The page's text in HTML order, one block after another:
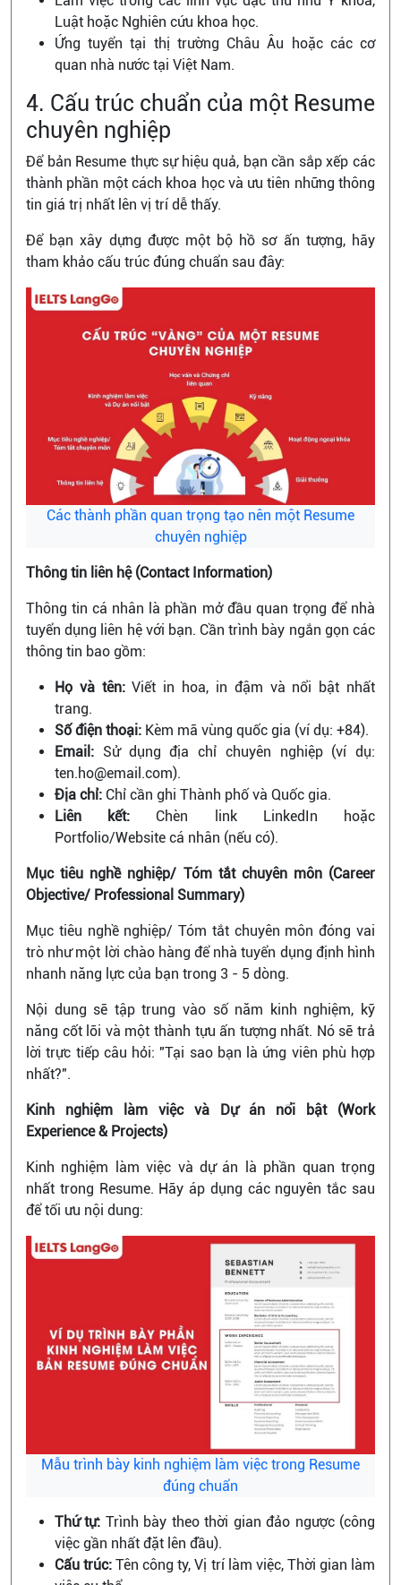
Luật hoặc Nghiên cứu khoa học.
Ứng tuyển tại thị trường Châu Âu hoặc các cơ
quan nhà nước tại Việt Nam.
4. Cấu trúc chuẩn của một Resume
chuyên nghiệp
Để bản Resume thực sự hiệu quả, bạn cần sắp xếp các
thành phần một cách khoa học và ưu tiên những thông
tin giá trị nhất lên vị trí dễ thấy.
Để bạn xây dựng được một bộ hồ sơ ấn tượng, hãy
tham khảo cấu trúc đúng chuẩn sau đây:
Các thành phần quan trọng tạo nên một Resume
chuyên nghiệp
Thông tin liên hệ (Contact Information)
Thông tin cá nhân là phần mở đầu quan trọng để nhà
tuyển dụng liên hệ với bạn. Cần trình bày ngắn gọn các
thông tin bao gồm:
Họ và tên:Viết in hoa, in đậm và nổi bật nhất
trang.
Số điện thoại: Kèm mã vùng quốc gia (ví dụ: +84).
Email: Sử dụng địa chỉ chuyên nghiệp (ví dụ:
ten.ho@email.com).
Địa chỉ: Chỉ cần ghi Thành phố và Quốc gia.
Liên kết: Chèn link LinkedIn hoặc
Portfolio/Website cá nhân (nếu có).
Mục tiêu nghề nghiệp/ Tóm tắt chuyên môn (Career
Objective/ Professional Summary)
Mục tiêu nghề nghiệp/ Tóm tắt chuyên môn đóng vai
trò như một lời chào hàng để nhà tuyển dụng định hình
nhanh năng lực của bạn trong 3 - 5 dòng.
Nội dung sẽ tập trung vào số năm kinh nghiệm, kỹ
năng cốt lõi và một thành tựu ấn tượng nhất. Nó sẽ trả
lời trực tiếp câu hỏi: "Tại sao bạn là ứng viên phù hợp
nhất?".
Kinh nghiệm làm việc và Dự án nổi bật (Work
Experience & Projects)
Kinh nghiệm làm việc và dự án là phần quan trọng
nhất trong Resume. Hãy áp dụng các nguyên tắc sau
để tối ưu nội dung:
Mẫu trình bày kinh nghiệm làm việc trong Resume
đúng chuẩn
Thứ tự: Trình bày theo thời gian đảo ngược (công
việc gần nhất đặt lên đầu).
Cấu trúc: Tên công ty, Vị trí làm việc, Thời gian làm